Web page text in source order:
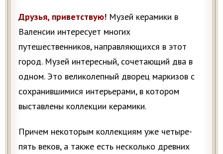
Друзья, приветствую! Музей керамики в
Валенсии интересует многих
путешественников, направляющихся в этот
город. Музей интересный, сочетающий два в
одном. Это великолепный дворец маркизов с
сохранившимися интерьерами, в котором
выставлены коллекции керамики.
Причем некоторым коллекциям уже четыре-
пять веков, а также есть несколько древних